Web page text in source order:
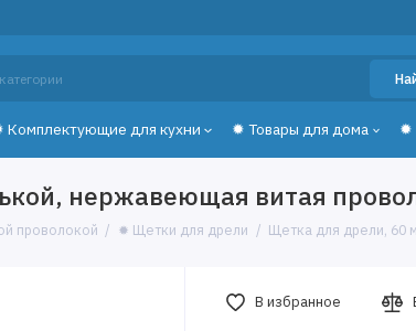
Комплектующие для кухни ✹ Товары для дома ✹
нержавеющая витая
проволокой ✹ Щетки для дрели Щетка для дрели, 60
В избранное